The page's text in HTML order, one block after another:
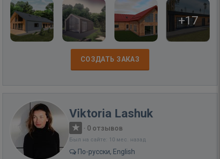
+17
СОЗДАТЬ ЗАКАЗ
Viktoria Lashuk
· 0 отзывов
Был на сайте: 10 мес. назад
По-русски, English